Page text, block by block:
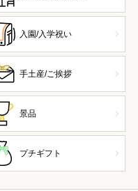
入園/入学祝い
手土産/ご挨拶
景品
プチギフト